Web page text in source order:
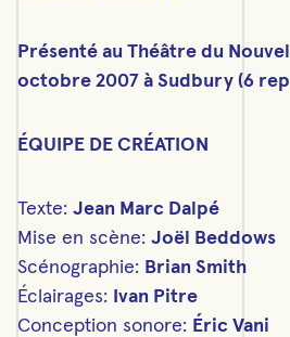
Présenté au Théâtre du
octobre 2007 à Sudbury (6
ÉQUIPE DE CRÉATION
Texte: Jean Marc Dalpé
Mise en scène: Joël Beddows
Scénographie: Brian Smith
Éclairages: Ivan Pitre
Conception sonore: Éric Vani